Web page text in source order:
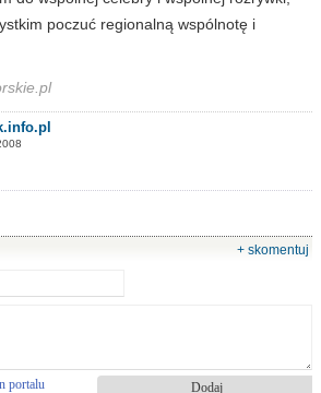
poczuć regionalną wspólnotę i
+ skomentuj
portalu